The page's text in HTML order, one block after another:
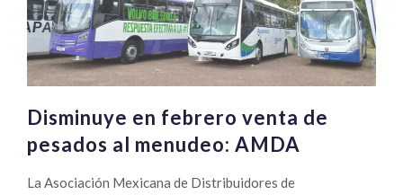
Disminuye en febrero venta de
pesados al menudeo: AMDA
La Asociación Mexicana de Distribuidores de